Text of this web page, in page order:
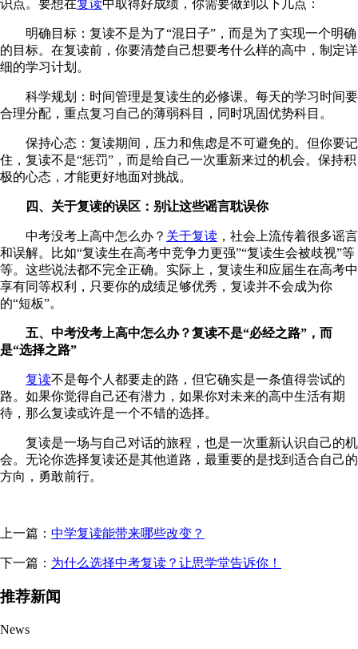
识点。要想在复读中取得好成绩，你需要做到以下几点：
明确目标：复读不是为了“混日子”，而是为了实现一个明确
的目标。在复读前，你要清楚自己想要考什么样的高中，制定详
细的学习计划。
科学规划：时间管理是复读生的必修课。每天的学习时间要
合理分配，重点复习自己的薄弱科目，同时巩固优势科目。
保持心态：复读期间，压力和焦虑是不可避免的。但你要记
住，复读不是“惩罚”，而是给自己一次重新来过的机会。保持积
极的心态，才能更好地面对挑战。
四、关于复读的误区：别让这些谣言耽误你
中考没考上高中怎么办？ 关于复读 ，社会上流传着很多谣言
和误解。比如“复读生在高考中竞争力更强”“复读生会被歧视”等
等。这些说法都不完全正确。实际上，复读生和应届生在高考中
享有同等权利，只要你的成绩足够优秀，复读并不会成为你
的“短板”。
五、中考没考上高中怎么办？复读不是“必经之路”，而
是“选择之路”
复读不是每个人都要走的路，但它确实是一条值得尝试的
路。如果你觉得自己还有潜力，如果你对未来的高中生活有期
待，那么复读或许是一个不错的选择。
复读是一场与自己对话的旅程，也是一次重新认识自己的机
会。无论你选择复读还是其他道路，最重要的是找到适合自己的
方向，勇敢前行。
上一篇： 中学复读能带来哪些改变？
下一篇： 为什么选择中考复读？让思学堂告诉你！
推荐新闻
News